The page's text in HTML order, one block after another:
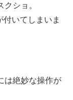
クショ。
いてしまいま
は絶妙な操作が